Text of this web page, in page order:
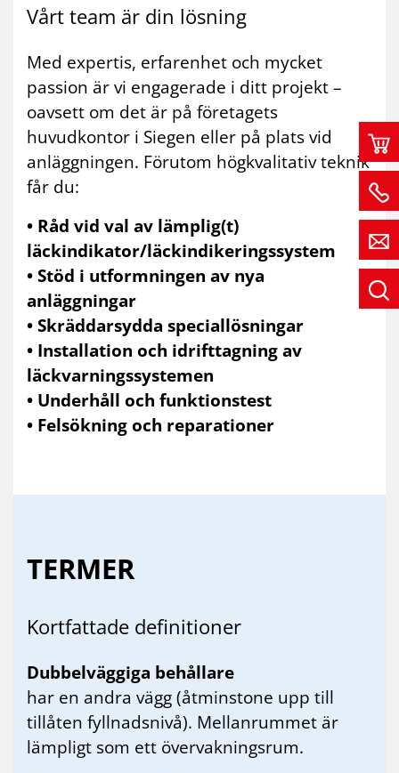
Vårt team är din lös­ning
Med expertis, erfarenhet och mycket
passion är vi engagerade i ditt projekt –
oavsett om det är på företagets
huvudkontor i Siegen eller på plats vid
anläggningen. Förutom högkvalitativ teknik
får du:
• Råd vid val av lämplig(t)
läckindikator/läckindikeringssystem
• Stöd i utformningen av nya
anläggningar
• Skräddarsydda speciallösningar
• Installation och idrifttagning av
läckvarningssystemen
• Underhåll och funktionstest
• Felsökning och reparationer
TER­MER
Kort­fat­ta­de de­fi­ni­tio­ner
Dubbelväggiga behållare
har en andra vägg (åtminstone upp till
tillåten fyllnadsnivå). Mellanrummet är
lämpligt som ett övervakningsrum.